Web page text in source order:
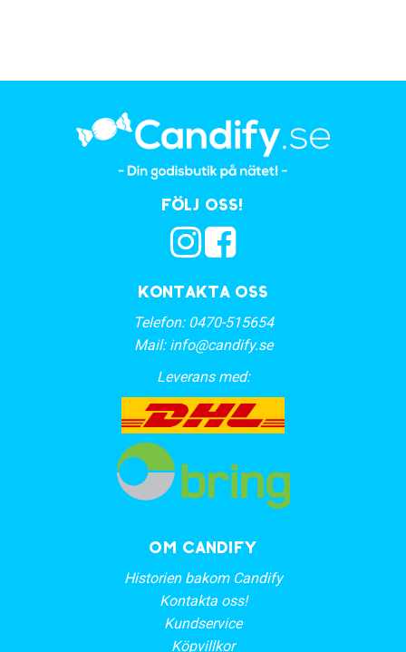
Kontakta oss
Telefon: 0470-515654
Mail: info@candify.se
Leverans med:
Följ oss!
OM CANDIFY
Historien bakom Candify
Kontakta oss!
Kundservice
Köpvillkor